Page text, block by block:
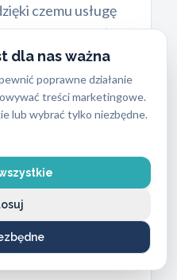
dla nas ważna
poprawne działanie
treści marketingowe.
lub wybrać tylko niezbędne.
czemu usługę
bez ukrytych opłat.
za dojazd na
polityka cenowa
drzwi. Klienci
ramy finansowe
idzie w parze z
mienie,
technik